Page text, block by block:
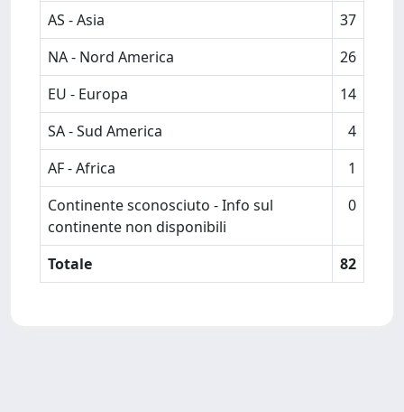
AS - Asia
37
NA - Nord America
26
EU - Europa
14
SA - Sud America
4
AF - Africa
1
Continente sconosciuto - Info sul
continente non disponibili
0
Totale 82